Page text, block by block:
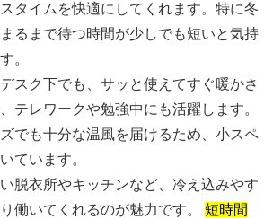
タイムを快適にしてくれます。特に冬
るまで待つ時間が少しでも短いと気持
。
スク下でも、サッと使えてすぐ暖かさ
テレワークや勉強中にも活躍します。
でも十分な温風を届けるため、小スペ
ています。
脱衣所やキッチンなど、冷え込みやす
働いてくれるのが魅力です。 短時間